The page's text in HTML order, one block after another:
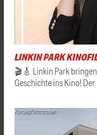
LINKIN PARK
🎬🎸 Linkin Park
Geschichte ins Kino!
Konzept Immobilien